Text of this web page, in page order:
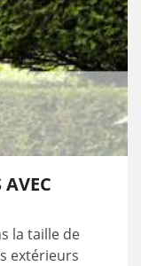
la taille de
extérieurs